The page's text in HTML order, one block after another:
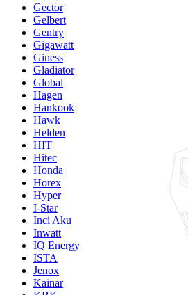
Gector
Gelbert
Gentry
Gigawatt
Giness
Gladiator
Global
Hagen
Hankook
Hawk
Helden
HIT
Hitec
Honda
Horex
Hyper
I-Star
Inci Aku
Inwatt
IQ Energy
ISTA
Jenox
Kainar